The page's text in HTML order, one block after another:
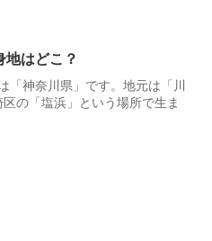
はどこ？
「神奈川県」です。地元は「川
の「塩浜」という場所で生ま